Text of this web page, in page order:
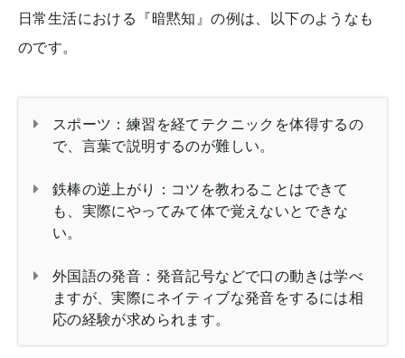
日常生活における『暗黙知』の例は、以下のようなも
のです。
スポーツ：練習を経てテクニックを体得するの
で、言葉で説明するのが難しい。
鉄棒の逆上がり：コツを教わることはできて
も、実際にやってみて体で覚えないとできな
い。
外国語の発音：発音記号などで口の動きは学べ
ますが、実際にネイティブな発音をするには相
応の経験が求められます。